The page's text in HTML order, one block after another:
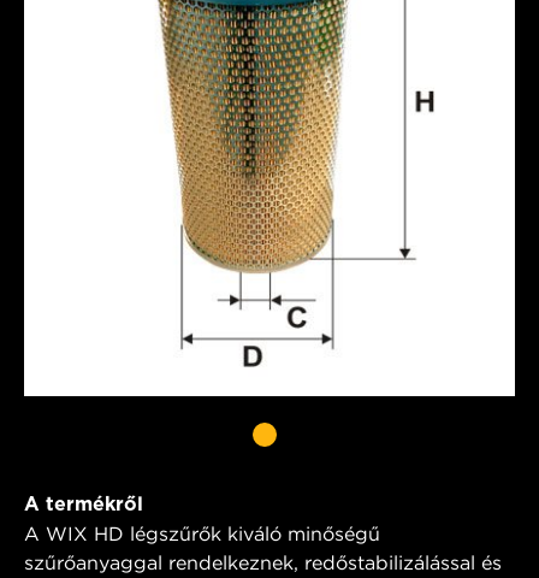
A termékről
A WIX HD légszűrők kiváló minőségű
szűrőanyaggal rendelkeznek, redőstabilizálással és